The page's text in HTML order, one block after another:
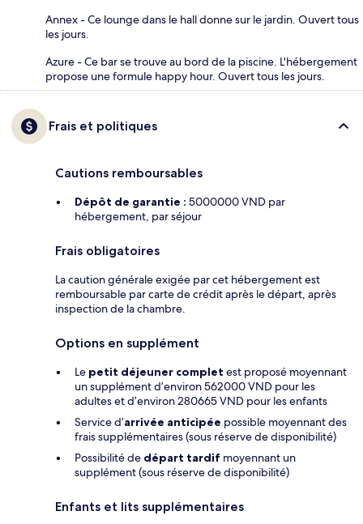
Annex - Ce lounge dans le hall donne sur le jardin. Ouvert tous
les jours.
Azure - Ce bar se trouve au bord de la piscine. L'hébergement
propose une formule happy hour. Ouvert tous les jours.
Frais et politiques
Cautions remboursables
Dépôt de garantie : 5000000 VND par
hébergement, par séjour
Frais obligatoires
La caution générale exigée par cet hébergement est
remboursable par carte de crédit après le départ, après
inspection de la chambre.
Options en supplément
Le petit déjeuner complet est proposé moyennant
un supplément d’environ 562000 VND pour les
adultes et d’environ 280665 VND pour les enfants
Service d’arrivée anticipée possible moyennant des
frais supplémentaires (sous réserve de disponibilité)
Possibilité de départ tardif moyennant un
supplément (sous réserve de disponibilité)
Enfants et lits supplémentaires